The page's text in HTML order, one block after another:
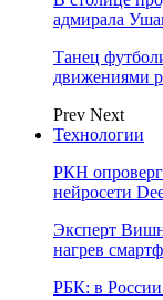
адмирала
Танец
движениями
Prev Next
Технологии
РКН
нейросети
Эксперт
нагрев
РБК: в